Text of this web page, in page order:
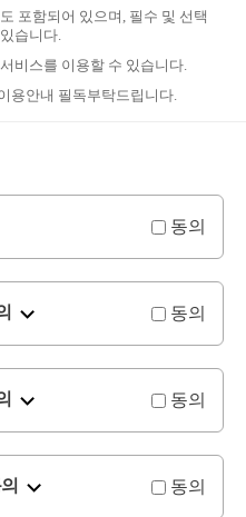
포함되어 있으며, 필수 및 선택
습니다.
비스를 이용할 수 있습니다.
용안내 필독부탁드립니다.
동의
동의
동의
동의